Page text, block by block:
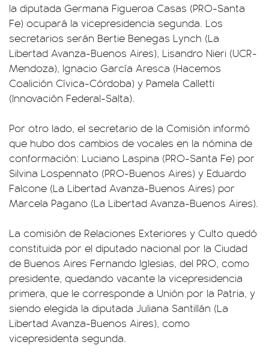
la diputada Germana Figueroa Casas (PRO-Santa
Fe) ocupará la vicepresidencia segunda. Los
secretarios serán Bertie Benegas Lynch (La
Libertad Avanza-Buenos Aires), Lisandro Nieri (UCR-
Mendoza), Ignacio García Aresca (Hacemos
Coalición Cívica-Córdoba) y Pamela Calletti
(Innovación Federal-Salta).
Por otro lado, el secretario de la Comisión informó
que hubo dos cambios de vocales en la nómina de
conformación: Luciano Laspina (PRO-Santa Fe) por
Silvina Lospennato (PRO-Buenos Aires) y Eduardo
Falcone (La Libertad Avanza-Buenos Aires) por
Marcela Pagano (La Libertad Avanza-Buenos Aires).
La comisión de Relaciones Exteriores y Culto quedó
constituida por el diputado nacional por la Ciudad
de Buenos Aires Fernando Iglesias, del PRO, como
presidente, quedando vacante la vicepresidencia
primera, que le corresponde a Unión por la Patria, y
siendo elegida la diputada Juliana Santillán (La
Libertad Avanza-Buenos Aires), como
vicepresidenta segunda.